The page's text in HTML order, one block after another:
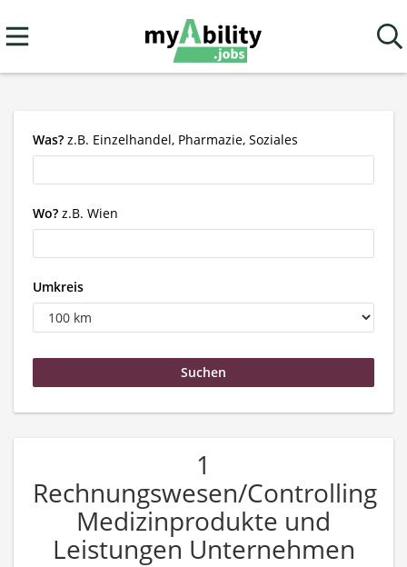
Was? z.B. Einzelhandel, Pharmazie, Soziales
Wo? z.B. Wien
Umkreis
1
Rechnungswesen/Controlling
Medizinprodukte und
Leistungen Unternehmen